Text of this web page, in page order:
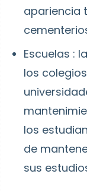
apariencia
Escuelas :
los
los
de
sus